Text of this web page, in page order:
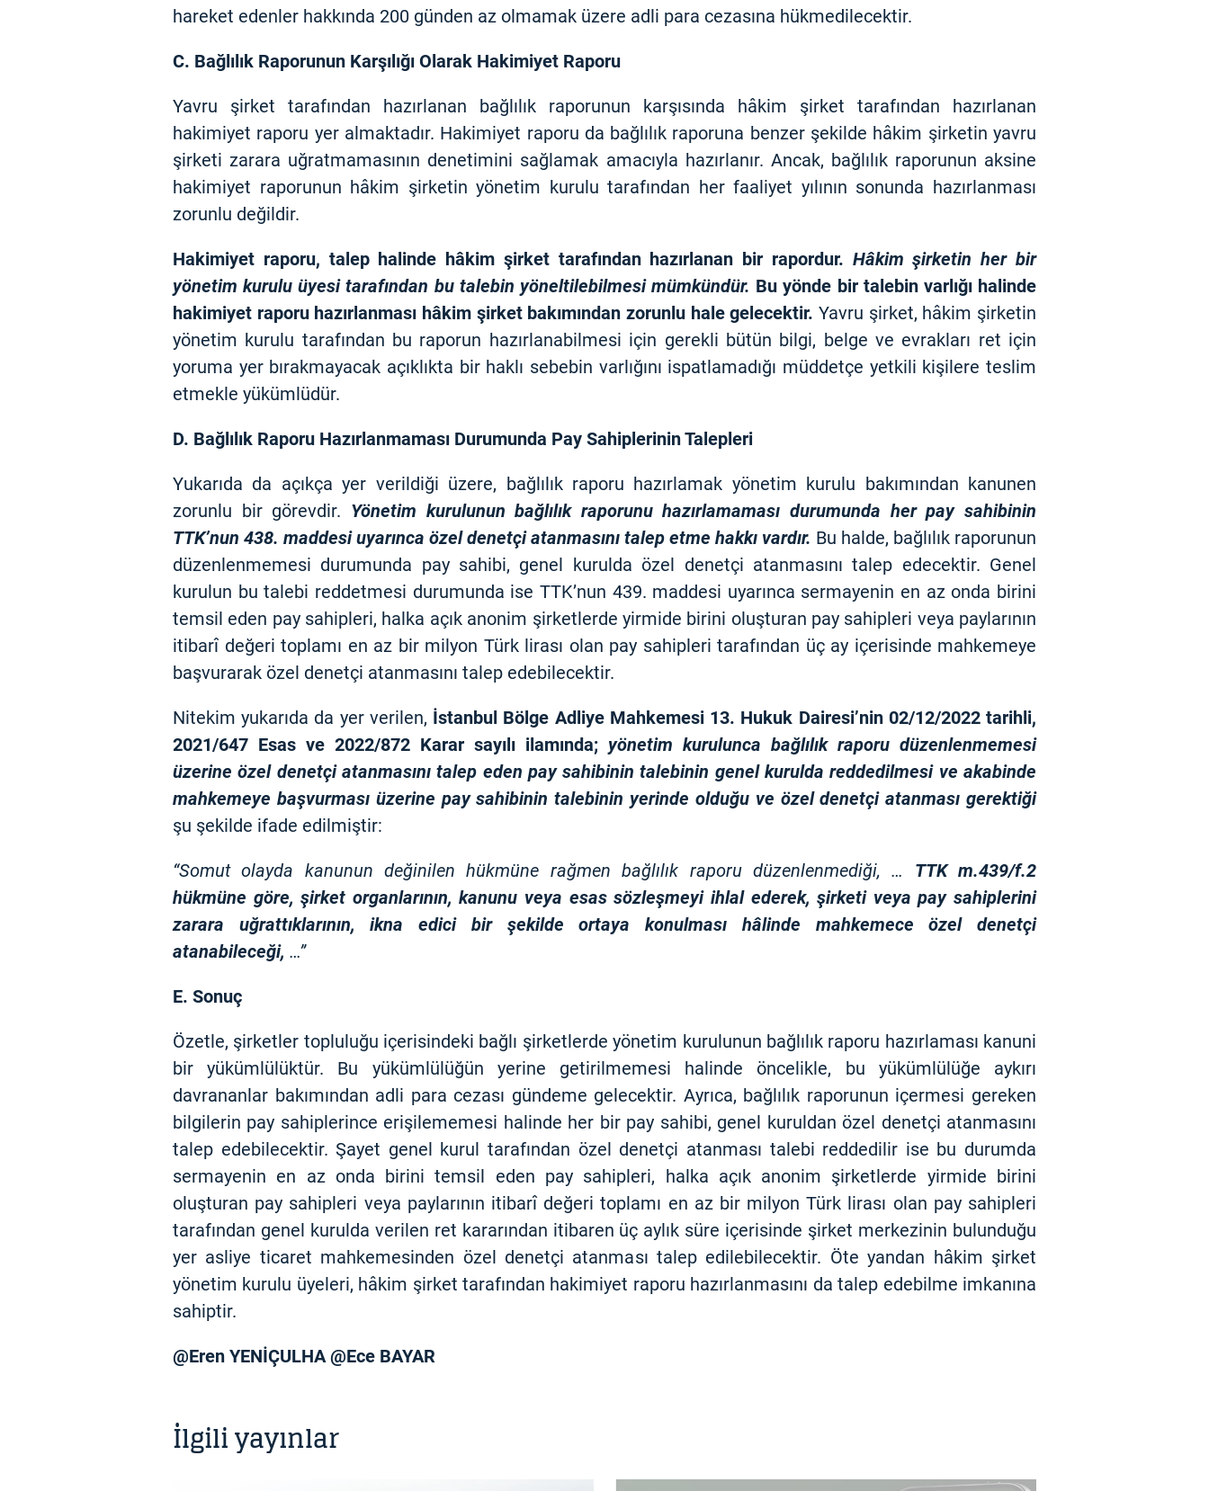
hareket edenler hakkında 200 günden az olmamak üzere adli para cezasına hükmedilecektir.
C. Bağlılık Raporunun Karşılığı Olarak Hakimiyet Raporu
Yavru şirket tarafından hazırlanan bağlılık raporunun karşısında hâkim şirket tarafından hazırlanan
hakimiyet raporu yer almaktadır. Hakimiyet raporu da bağlılık raporuna benzer şekilde hâkim şirketin yavru
şirketi zarara uğratmamasının denetimini sağlamak amacıyla hazırlanır. Ancak, bağlılık raporunun aksine
hakimiyet raporunun hâkim şirketin yönetim kurulu tarafından her faaliyet yılının sonunda hazırlanması
zorunlu değildir.
Hakimiyet raporu, talep halinde hâkim şirket tarafından hazırlanan bir rapordur. Hâkim şirketin her bir
yönetim kurulu üyesi tarafından bu talebin yöneltilebilmesi mümkündür. Bu yönde bir talebin varlığı halinde
hakimiyet raporu hazırlanması hâkim şirket bakımından zorunlu hale gelecektir. Yavru şirket, hâkim şirketin
yönetim kurulu tarafından bu raporun hazırlanabilmesi için gerekli bütün bilgi, belge ve evrakları ret için
yoruma yer bırakmayacak açıklıkta bir haklı sebebin varlığını ispatlamadığı müddetçe yetkili kişilere teslim
etmekle yükümlüdür.
D. Bağlılık Raporu Hazırlanmaması Durumunda Pay Sahiplerinin Talepleri
Yukarıda da açıkça yer verildiği üzere, bağlılık raporu hazırlamak yönetim kurulu bakımından kanunen
zorunlu bir görevdir. Yönetim kurulunun bağlılık raporunu hazırlamaması durumunda her pay sahibinin
TTK’nun 438. maddesi uyarınca özel denetçi atanmasını talep etme hakkı vardır. Bu halde, bağlılık raporunun
düzenlenmemesi durumunda pay sahibi, genel kurulda özel denetçi atanmasını talep edecektir. Genel
kurulun bu talebi reddetmesi durumunda ise TTK’nun 439. maddesi uyarınca sermayenin en az onda birini
temsil eden pay sahipleri, halka açık anonim şirketlerde yirmide birini oluşturan pay sahipleri veya paylarının
itibarî değeri toplamı en az bir milyon Türk lirası olan pay sahipleri tarafından üç ay içerisinde mahkemeye
başvurarak özel denetçi atanmasını talep edebilecektir.
Nitekim yukarıda da yer verilen, İstanbul Bölge Adliye Mahkemesi 13. Hukuk Dairesi’nin 02/12/2022 tarihli,
2021/647 Esas ve 2022/872 Karar sayılı ilamında; yönetim kurulunca bağlılık raporu düzenlenmemesi
üzerine özel denetçi atanmasını talep eden pay sahibinin talebinin genel kurulda reddedilmesi ve akabinde
mahkemeye başvurması üzerine pay sahibinin talebinin yerinde olduğu ve özel denetçi atanması gerektiği
şu şekilde ifade edilmiştir:
“Somut olayda kanunun değinilen hükmüne rağmen bağlılık raporu düzenlenmediği, … TTK m.439/f.2
hükmüne göre, şirket organlarının, kanunu veya esas sözleşmeyi ihlal ederek, şirketi veya pay sahiplerini
zarara uğrattıklarının, ikna edici bir şekilde ortaya konulması hâlinde mahkemece özel denetçi
atanabileceği, …”
E. Sonuç
Özetle, şirketler topluluğu içerisindeki bağlı şirketlerde yönetim kurulunun bağlılık raporu hazırlaması kanuni
bir yükümlülüktür. Bu yükümlülüğün yerine getirilmemesi halinde öncelikle, bu yükümlülüğe aykırı
davrananlar bakımından adli para cezası gündeme gelecektir. Ayrıca, bağlılık raporunun içermesi gereken
bilgilerin pay sahiplerince erişilememesi halinde her bir pay sahibi, genel kuruldan özel denetçi atanmasını
talep edebilecektir. Şayet genel kurul tarafından özel denetçi atanması talebi reddedilir ise bu durumda
sermayenin en az onda birini temsil eden pay sahipleri, halka açık anonim şirketlerde yirmide birini
oluşturan pay sahipleri veya paylarının itibarî değeri toplamı en az bir milyon Türk lirası olan pay sahipleri
tarafından genel kurulda verilen ret kararından itibaren üç aylık süre içerisinde şirket merkezinin bulunduğu
yer asliye ticaret mahkemesinden özel denetçi atanması talep edilebilecektir. Öte yandan hâkim şirket
yönetim kurulu üyeleri, hâkim şirket tarafından hakimiyet raporu hazırlanmasını da talep edebilme imkanına
sahiptir.
@ Eren YENİÇULHA @Ece BAYAR
İlgili yayınlar